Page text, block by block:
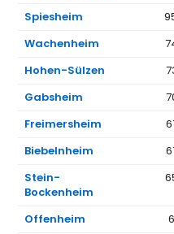
Spiesheim
Wachenheim
Hohen-Sülzen
Gabsheim
Freimersheim
Biebelnheim
Stein-
Bockenheim
Offenheim